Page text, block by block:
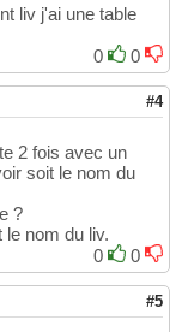
liv j'ai une table
0
0
#4
2 fois avec un
soit le nom du
?
le nom du liv.
0
0
#5